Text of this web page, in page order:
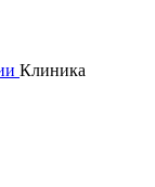
Клиника